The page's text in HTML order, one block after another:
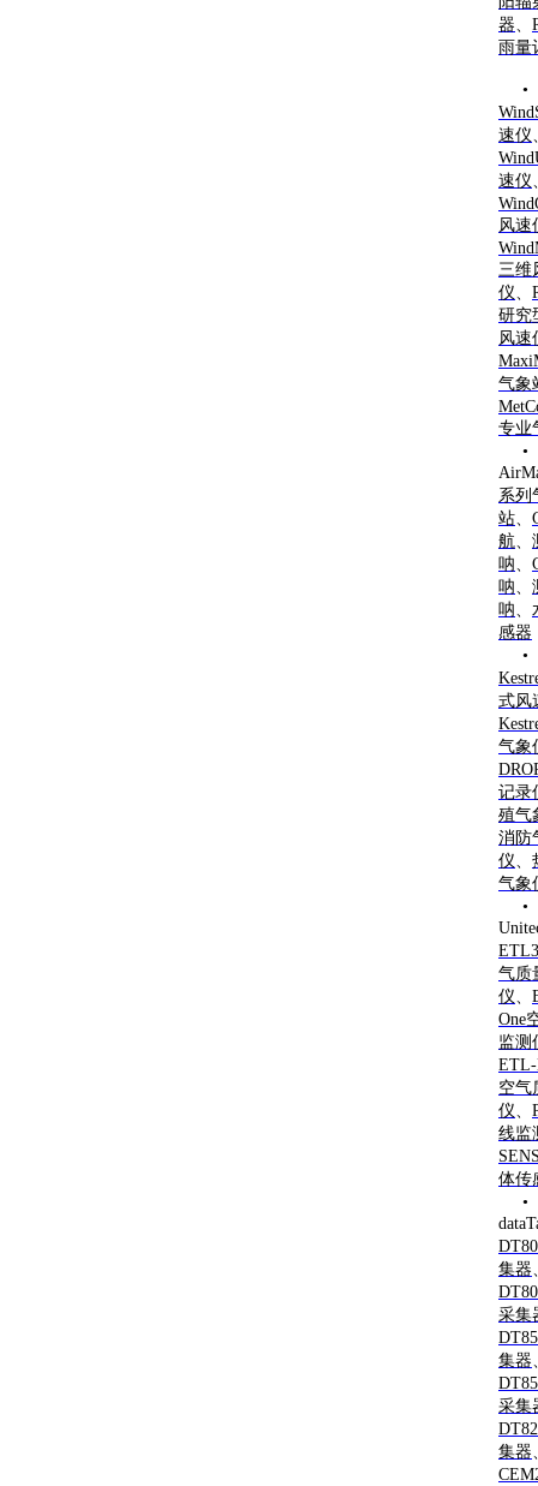
器
雨量
•
速仪
速仪
风速
三维
仪
研究
风速
气象
专业
•
系列
站
航
呐
呐
呐
感器
•
式风
气象
记录
殖气
消防
仪
气象
•
气质
仪
One
监测
ETL-
空气
仪
线监
体传
•
集器
采集
集器
采集
集器